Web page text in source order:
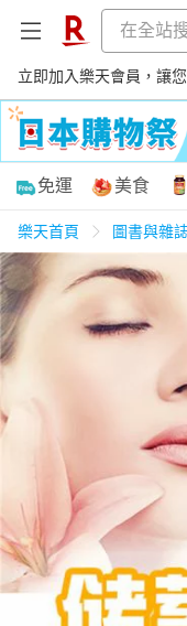
立即加入樂天會員，讓
購物網分類
天天免運
3C
女裝
日本購物 電子/
免運 美食
樂天首頁 圖書與雜